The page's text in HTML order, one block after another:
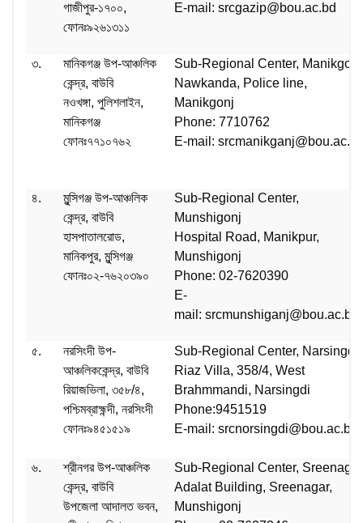
গাজীপুর-১৭০০,
ফোনঃ৯২৬১৩১১
E-mail: srcgazip@bou.ac.bd
৩.
মানিকগঞ্জ উপ-আঞ্চলিক
কেন্দ্র, বাউবি
নওখঙ্গা, পুলিশলাইন,
মানিকগঞ্জ
ফোনঃ৭৭১০৭৬২
Sub-Regional Center, Manikgonj
Nawkanda, Police line,
Manikgonj
Phone: 7710762
E-mail:
৪.
মুন্সিগঞ্জ উপ-আঞ্চলিক
কেন্দ্র, বাউবি
হাসপাতালরোড,
মানিকপুর, মুন্সিগঞ্জ
ফোনঃ০২-৭৬২০৩৯০
Sub-Regional Center,
Munshigonj
Hospital Road, Manikpur,
Munshigonj
Phone: 02-7620390
E-
mail:srcmunshiganj@bou.ac.bd
৫.
নরসিংদী উপ-
আঞ্চলিককেন্দ্র, বাউবি
রিয়াজভিলা, ৩৫৮/৪,
পশ্চিমব্রাহ্মন্দী, নরসিংদী
ফোনঃ৯৪৫১৫১৯
Sub-Regional Center, Narsingdi
Riaz Villa, 358/4, West
Brahmmandi, Narsingdi
Phone:9451519
E-mail:srcnorsingdi@bou.ac.bd
৬.
শ্রীনগর উপ-আঞ্চলিক
কেন্দ্র, বাউবি
উপজেলা আদালত ভবন,
Sub-Regional Center, Sreenagar
Adalat Building, Sreenagar,
Munshigonj